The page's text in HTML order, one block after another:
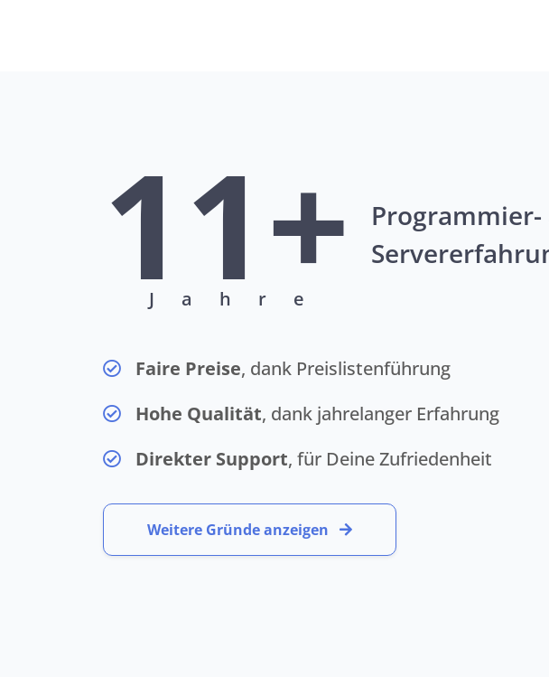
11+
Jahre
Programmier-
Faire Preise, dank Preislistenführung
Hohe Qualität, dank jahrelanger Erfahrung
Direkter Support, für Deine Zufriedenheit
Weitere Gründe anzeigen